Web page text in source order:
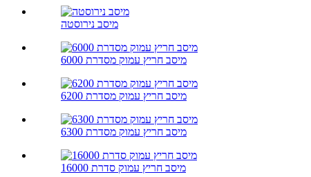
מיסב נירוסטה
מיסב חריץ עמוק מסדרת 6000
מיסב חריץ עמוק מסדרת 6200
מיסב חריץ עמוק מסדרת 6300
מיסב חריץ עמוק סדרת 16000